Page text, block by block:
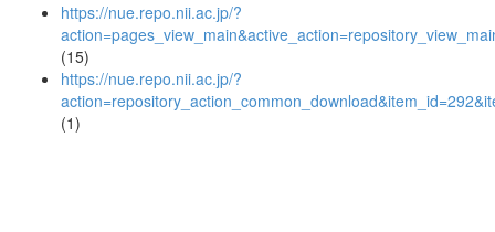
https://nue.repo.nii.ac.jp/?
(15)
https://nue.repo.nii.ac.jp/?
(1)